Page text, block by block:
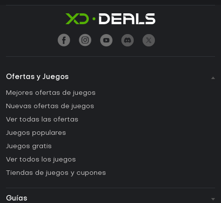
Ofertas y Juegos
Mejores ofertas de juegos
Nuevas ofertas de juegos
Ver todas las ofertas
Juegos populares
Juegos gratis
Ver todos los juegos
Tiendas de juegos y cupones
Guías